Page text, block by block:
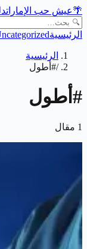
🌴عيش حب الإمارات
الرئيسية
الرئيسية
/#أطول
# أطول
1 مقال